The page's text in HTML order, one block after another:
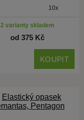
10x
2 varianty skladem
od 375 Kč
KOUPIT